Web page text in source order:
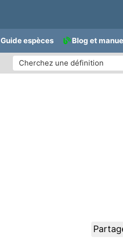
Guide espèces Blog et